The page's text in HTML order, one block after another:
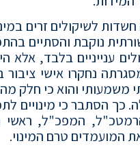
בעקבות "פרשת בר-און חברון" בשנת 1997, שהעלתה חשדות
נוקבת והסתיים
ענייניים בלבד, אלא
נחקרו אישי ציבור
והוא כי חלק
כך הסתבר כי מינויים
הרמטכ"ל, המפכ"ל, ראשי
המועמדים טרם המינוי.